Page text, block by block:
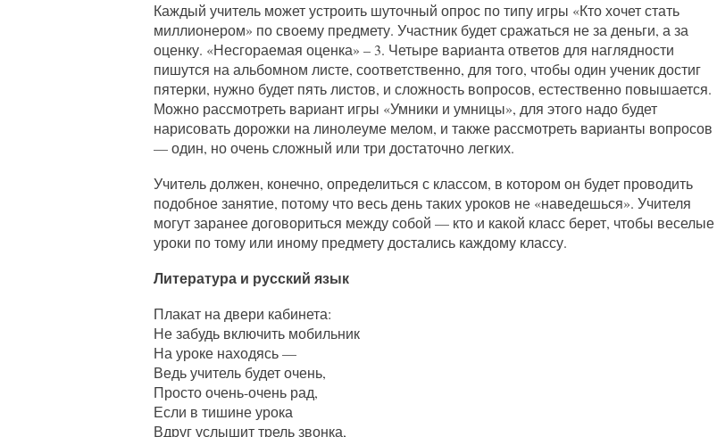
Каждый учитель может устроить шуточный опрос по типу игры «Кто хочет стать
миллионером» по своему предмету. Участник будет сражаться не за деньги, а за
оценку. «Несгораемая оценка» – 3. Четыре варианта ответов для наглядности
пишутся на альбомном листе, соответственно, для того, чтобы один ученик достиг
пятерки, нужно будет пять листов, и сложность вопросов, естественно повышается.
Можно рассмотреть вариант игры «Умники и умницы», для этого надо будет
нарисовать дорожки на линолеуме мелом, и также рассмотреть варианты вопросов
— один, но очень сложный или три достаточно легких.
Учитель должен, конечно, определиться с классом, в котором он будет проводить
подобное занятие, потому что весь день таких уроков не «наведешься». Учителя
могут заранее договориться между собой — кто и какой класс берет, чтобы веселые
уроки по тому или иному предмету достались каждому классу.
Литература и русский язык
Плакат на двери кабинета:
Не забудь включить мобильник
На уроке находясь —
Ведь учитель будет очень,
Просто очень-очень рад,
Если в тишине урока
Вдруг услышит трель звонка,